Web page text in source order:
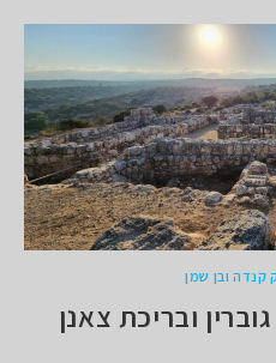
קנדה ובן שמן
ובריכת צאנן